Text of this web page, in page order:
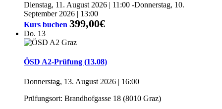
Dienstag, 11. August 2026 | 11:00 -Donnerstag, 10.
September 2026 | 13:00
Kurs buchen 399,00€
Do. 13
ÖSD A2-Prüfung (13.08)
Donnerstag, 13. August 2026 | 16:00
Prüfungsort: Brandhofgasse 18 (8010 Graz)